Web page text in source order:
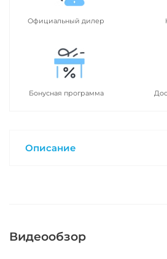
Официальный дилер
Бонусная программа
Описание
Видеообзор